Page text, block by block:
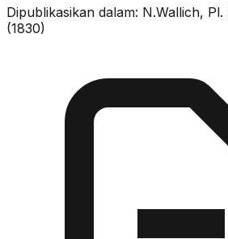
Dipublikasikan dalam: N.Wallich, Pl.
(1830)